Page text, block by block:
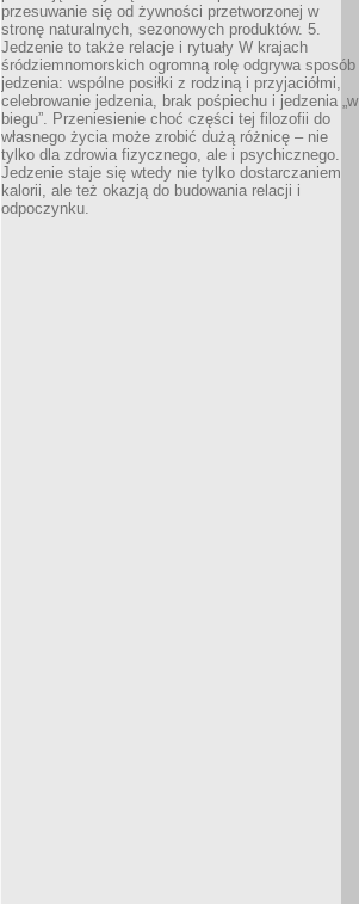
przesuwanie się od żywności przetworzonej w
stronę naturalnych, sezonowych produktów. 5.
Jedzenie to także relacje i rytuały W krajach
śródziemnomorskich ogromną rolę odgrywa sposób
jedzenia: wspólne posiłki z rodziną i przyjaciółmi,
celebrowanie jedzenia, brak pośpiechu i jedzenia „w
biegu”. Przeniesienie choć części tej filozofii do
własnego życia może zrobić dużą różnicę – nie
tylko dla zdrowia fizycznego, ale i psychicznego.
Jedzenie staje się wtedy nie tylko dostarczaniem
kalorii, ale też okazją do budowania relacji i
odpoczynku.